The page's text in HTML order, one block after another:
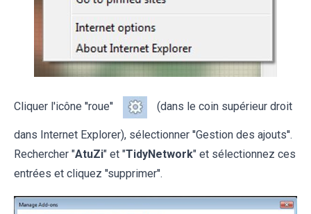
Cliquer l'icône ''roue'' (dans le coin supérieur droit
dans Internet Explorer), sélectionner ''Gestion des ajouts''.
Rechercher "AtuZi" et "TidyNetwork" et sélectionnez ces
entrées et cliquez ''supprimer''.